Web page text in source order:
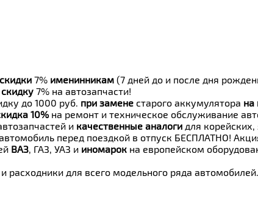
7% именинникам (7 дней до и после дня
7% на автозапчасти!
до 1000 руб. при замене старого аккумулятора на
10%на ремонт и техническое обслуживание
и качественные аналоги для
перед поездкой в отпуск БЕСПЛАТНО!
ВАЗ, ГАЗ, УАЗ и иномарок на европейском
расходники для всего модельного ряда автомобилей.